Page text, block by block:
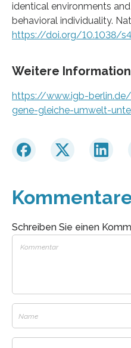
identical environments
behavioral individuality.
https://doi.org/10.1038/
Weitere
https://www.igb-
gene-gleiche-umwelt-
Schreiben Sie einen